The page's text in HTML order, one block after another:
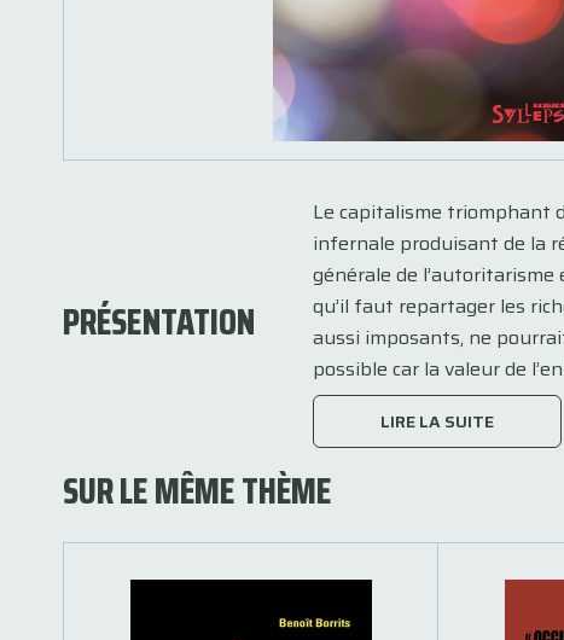
PRÉSENTATION
Le capitalisme triomphant
infernale produisant de la
générale de
qu’il faut repartager les
aussi imposants, ne
possible car la valeur de
LIRE LA SUITE
SUR LE MÊME THÈME